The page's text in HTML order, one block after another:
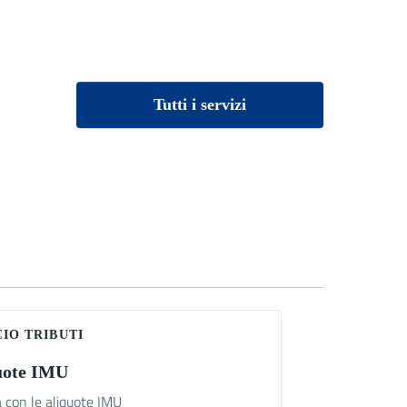
Tutti i servizi
TRIBUTI
IMU
con le aliquote IMU